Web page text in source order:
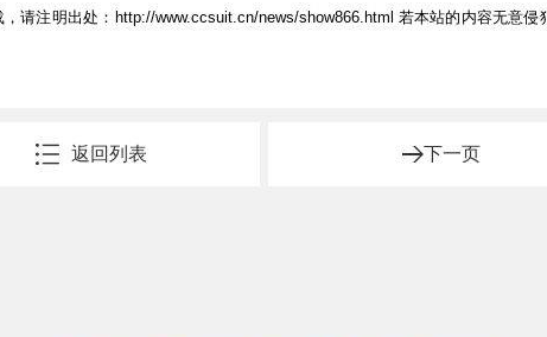
请注明出处： http://www.ccsuit.cn/news/show866.html 若本站的内容无意侵
下一页
返回列表